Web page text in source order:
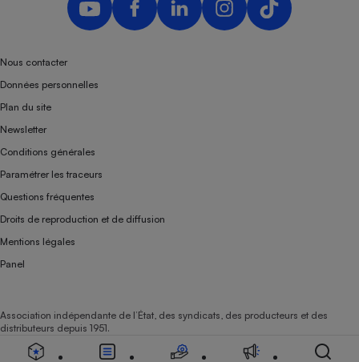
Nous contacter
Données personnelles
Plan du site
Newsletter
Conditions générales
Paramétrer les traceurs
Questions fréquentes
Droits de reproduction et de diffusion
Mentions légales
Panel
Association indépendante de l’État, des syndicats, des producteurs et des
distributeurs depuis 1951.